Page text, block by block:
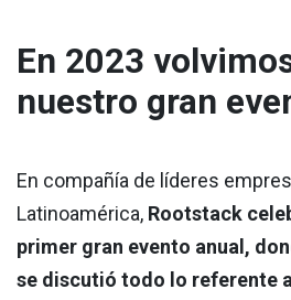
En 2023
nuestro gran
En compañía de líderes
Latinoamérica, Rootstack
primer gran evento anual,
se discutió todo lo referente